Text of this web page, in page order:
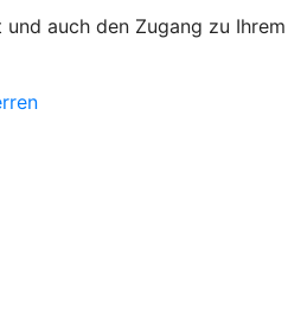
auch den Zugang zu